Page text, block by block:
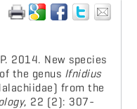
2014. New species
the genus Ifnidius
from the
, 22 (2): 307-